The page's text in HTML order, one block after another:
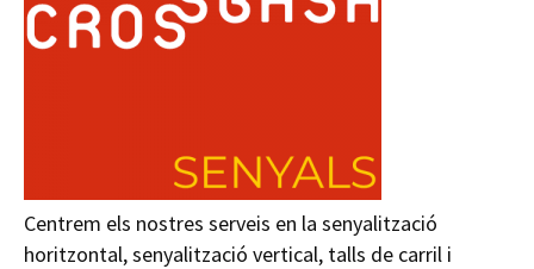
Centrem els nostres serveis en la senyalització
horitzontal, senyalització vertical, talls de carril i